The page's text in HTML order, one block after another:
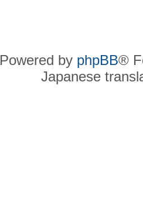
Powered by phpBB®
Japanese